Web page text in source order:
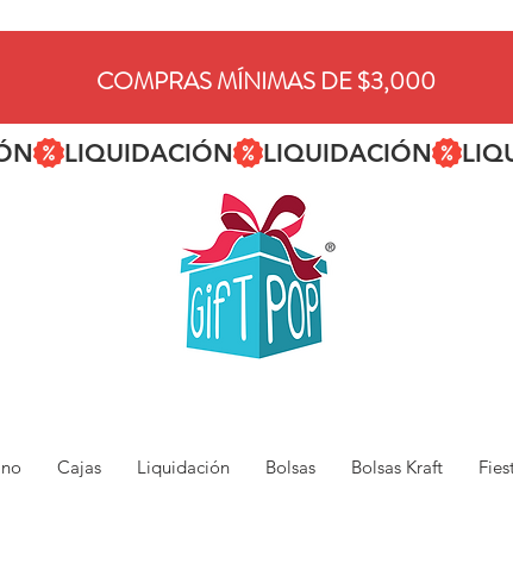
COMPRAS MÍNIMAS DE $3,000
Cajas Liquidación Bolsas Bolsas Kraft